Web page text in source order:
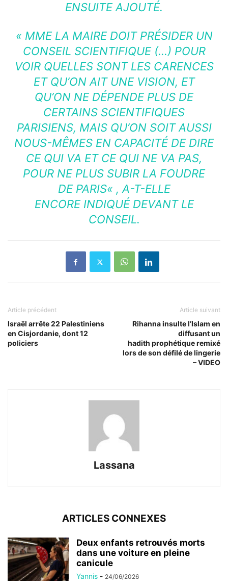
ENSUITE AJOUTÉ.
« MME LA MAIRE DOIT PRÉSIDER UN
CONSEIL SCIENTIFIQUE (…) POUR
VOIR QUELLES SONT LES CARENCES
ET QU’ON AIT UNE VISION, ET
QU’ON NE DÉPENDE PLUS DE
CERTAINS SCIENTIFIQUES
PARISIENS, MAIS QU’ON SOIT AUSSI
NOUS-MÊMES EN CAPACITÉ DE DIRE
CE QUI VA ET CE QUI NE VA PAS,
POUR NE PLUS SUBIR LA FOUDRE
DE PARIS« , A-T-ELLE
ENCORE INDIQUÉ DEVANT LE
CONSEIL.
Article précédent
Israël arrête 22 Palestiniens
en Cisjordanie, dont 12
policiers
Article suivant
Rihanna insulte l’Islam en
diffusant un
hadith prophétique remixé
lors de son défilé de lingerie
– VIDEO
Lassana
ARTICLES CONNEXES
Deux enfants retrouvés morts
dans une voiture en pleine
canicule
Yannis - 24/06/2026